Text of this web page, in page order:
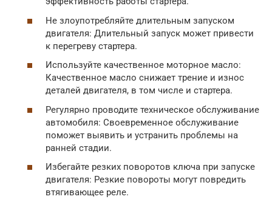
Не злоупотребляйте длительным запуском
двигателя: Длительный запуск может привести
к перегреву стартера.
Используйте качественное моторное масло:
Качественное масло снижает трение и износ
деталей двигателя, в том числе и стартера.
Регулярно проводите техническое обслуживание
автомобиля: Своевременное обслуживание
поможет выявить и устранить проблемы на
ранней стадии.
Избегайте резких поворотов ключа при запуске
двигателя: Резкие повороты могут повредить
втягивающее реле.